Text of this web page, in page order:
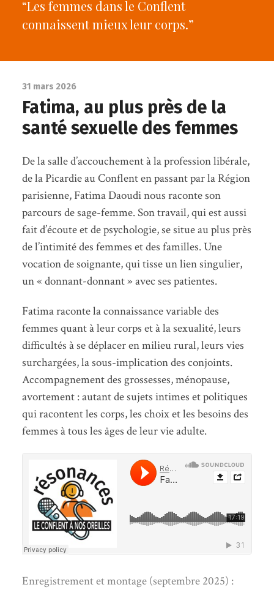
“Les femmes dans le Conflent
connaissent mieux leur corps.”
31 mars 2026
Fatima, au plus près de la
santé sexuelle des femmes
De la salle d’accouchement à la profession libérale,
de la Picardie au Conflent en passant par la Région
parisienne, Fatima Daoudi nous raconte son
parcours de sage-femme. Son travail, qui est aussi
fait d’écoute et de psychologie, se situe au plus près
de l’intimité des femmes et des familles. Une
vocation de soignante, qui tisse un lien singulier,
un « donnant-donnant » avec ses patientes.
Fatima raconte la connaissance variable des
femmes quant à leur corps et à la sexualité, leurs
difficultés à se déplacer en milieu rural, leurs vies
surchargées, la sous-implication des conjoints.
Accompagnement des grossesses, ménopause,
avortement : autant de sujets intimes et politiques
qui racontent les corps, les choix et les besoins des
femmes à tous les âges de leur vie adulte.
Enregistrement et montage (septembre 2025) :